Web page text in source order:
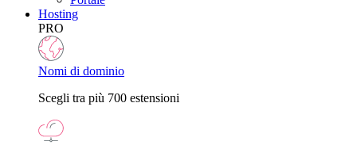
Hosting
PRO
Nomi di dominio
Scegli tra più 700 estensioni